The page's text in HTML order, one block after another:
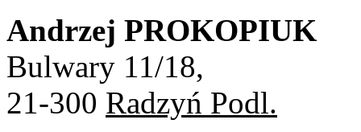
Andrzej PROKOPIUK
Bulwary 11/18,
21-300 Radzyń Podl.